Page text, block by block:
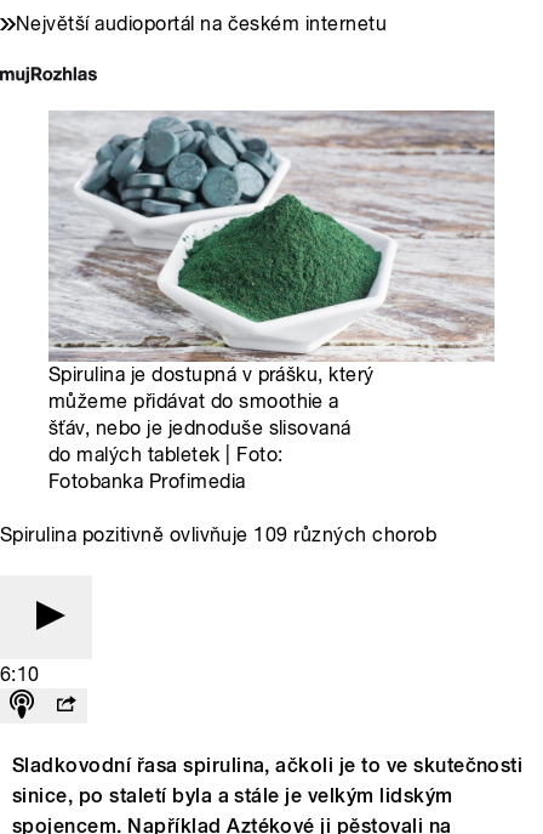
Největší audioportál na českém internetu
Spirulina je dostupná v prášku, který
můžeme přidávat do smoothie a
šťáv, nebo je jednoduše slisovaná
do malých tabletek | Foto:
Fotobanka Profimedia
Spirulina pozitivně ovlivňuje 109 různých chorob
6:10
Sladkovodní řasa spirulina, ačkoli je to ve skutečnosti
sinice, po staletí byla a stále je velkým lidským
spojencem. Například Aztékové ji pěstovali na